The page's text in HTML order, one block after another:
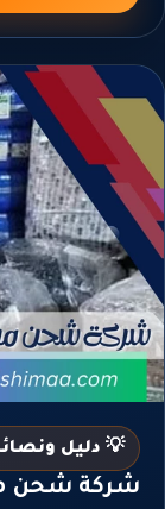
💡 دليل
شركة شحن